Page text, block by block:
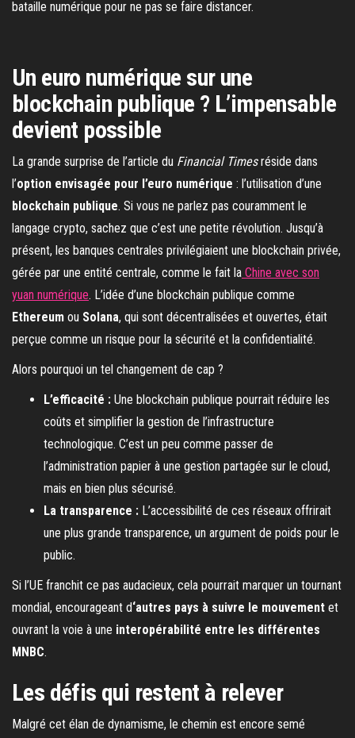
bataille numérique pour ne pas se faire distancer.
Un euro numérique sur une
blockchain publique ? L’impensable
devient possible
La grande surprise de l’article du Financial Timesréside dans
l’option envisagée pour l’euro numérique : l’utilisation d’une
blockchain publique. Si vous ne parlez pas couramment le
langage crypto, sachez que c’est une petite révolution. Jusqu’à
présent, les banques centrales privilégiaient une blockchain privée,
gérée par une entité centrale, comme le fait la Chine avec son
yuan numérique. L’idée d’une blockchain publique comme
Ethereum ou Solana, qui sont décentralisées et ouvertes, était
perçue comme un risque pour la sécurité et la confidentialité.
Alors pourquoi un tel changement de cap ?
L’efficacité : Une blockchain publique pourrait réduire les
coûts et simplifier la gestion de l’infrastructure
technologique. C’est un peu comme passer de
l’administration papier à une gestion partagée sur le cloud,
mais en bien plus sécurisé.
La transparence : L’accessibilité de ces réseaux offrirait
une plus grande transparence, un argument de poids pour le
public.
Si l’UE franchit ce pas audacieux, cela pourrait marquer un tournant
mondial, encourageant d‘autres pays à suivre le mouvement et
ouvrant la voie à une interopérabilité entre les différentes
MNBC.
Les défis qui restent à relever
Malgré cet élan de dynamisme, le chemin est encore semé